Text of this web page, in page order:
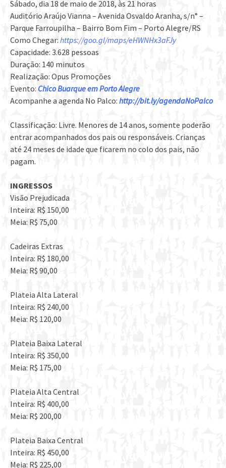
Sábado, dia 18 de maio de 2018, às 21 horas
Auditório Araújo Vianna – Avenida Osvaldo Aranha, s/n° –
Parque Farroupilha – Bairro Bom Fim – Porto Alegre/RS
Como Chegar: https://goo.gl/maps/eHWNHx3aFJy
Capacidade: 3.628 pessoas
Duração: 140 minutos
Realização: Opus Promoções
Evento: Chico Buarque em Porto Alegre
Acompanhe a agenda No Palco: http://bit.ly/agendaNoPalco
Classificação: Livre. Menores de 14 anos, somente poderão
entrar acompanhados dos pais ou responsáveis. Crianças
até 24 meses de idade que ficarem no colo dos pais, não
pagam.
INGRESSOS
Visão Prejudicada
Inteira: R$ 150,00
Meia: R$ 75,00
Cadeiras Extras
Inteira: R$ 180,00
Meia: R$ 90,00
Plateia Alta Lateral
Inteira: R$ 240,00
Meia: R$ 120,00
Plateia Baixa Lateral
Inteira: R$ 350,00
Meia: R$ 175,00
Plateia Alta Central
Inteira: R$ 400,00
Meia: R$ 200,00
Plateia Baixa Central
Inteira: R$ 450,00
Meia: R$ 225,00